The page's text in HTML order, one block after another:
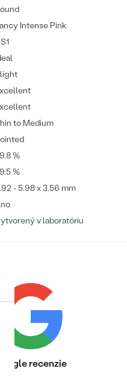
Intense Pink
to Medium
%
%
- 5.98 x 3.56 mm
v laboratóriu
recenzie